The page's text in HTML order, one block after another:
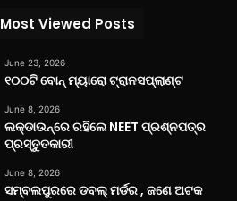
Most Viewed Posts
June 23, 2026
୧୦୦ଟି ବୋନ୍ ମ୍ୟାରୋ ଟ୍ରାନସପ୍ଲାଣ୍ଟ
June 8, 2026
ଲକ୍‌ଡାଉନ୍‌ରେ ରହିଲେ NEET ପ୍ରଶ୍ନପତ୍ର
ପ୍ରସ୍ତୁତକାରୀ
June 8, 2026
ସମ୍ବଲପୁରରେ ଡବଲ୍ ମର୍ଡର , ଜଣେ ଅଟକ